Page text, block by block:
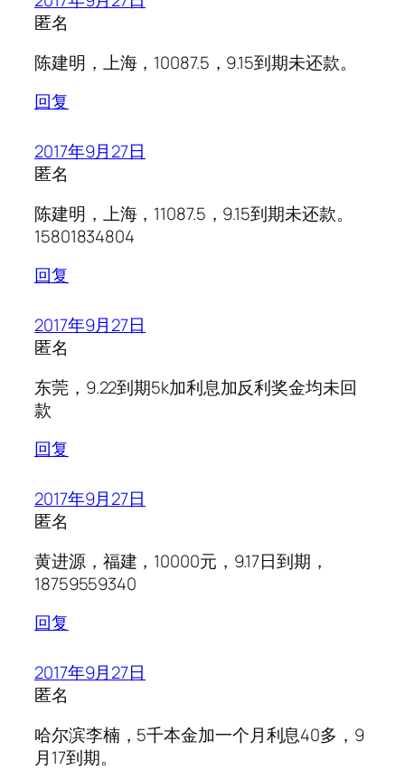
匿名
陈建明，上海，10087.5，9.15到期未还款。
回复
2017年9月27日
匿名
陈建明，上海，11087.5，9.15到期未还款。
15801834804
回复
2017年9月27日
匿名
东莞，9.22到期5k加利息加反利奖金均未回
款
回复
2017年9月27日
匿名
黄进源，福建，10000元，9.17日到期，
18759559340
回复
2017年9月27日
匿名
哈尔滨李楠，5千本金加一个月利息40多，9
月17到期。